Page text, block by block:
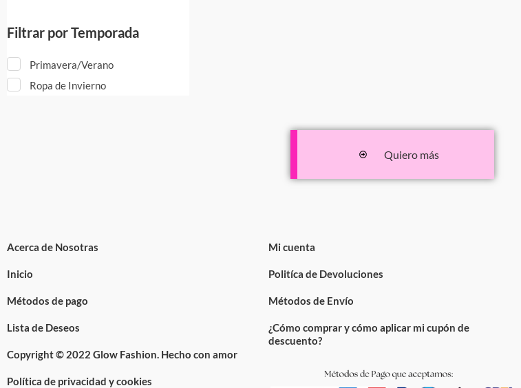
Filtrar por Temporada
Primavera/Verano
Ropa de Invierno
Quiero más
Acerca de Nosotras
Inicio
Métodos de pago
Lista de Deseos
Copyright © 2022 Glow Fashion. Hecho con amor
Política de privacidad y cookies
Mi cuenta
Politíca de Devoluciones
Métodos de Envío
¿Cómo comprar y cómo aplicar mi cupón de
descuento?